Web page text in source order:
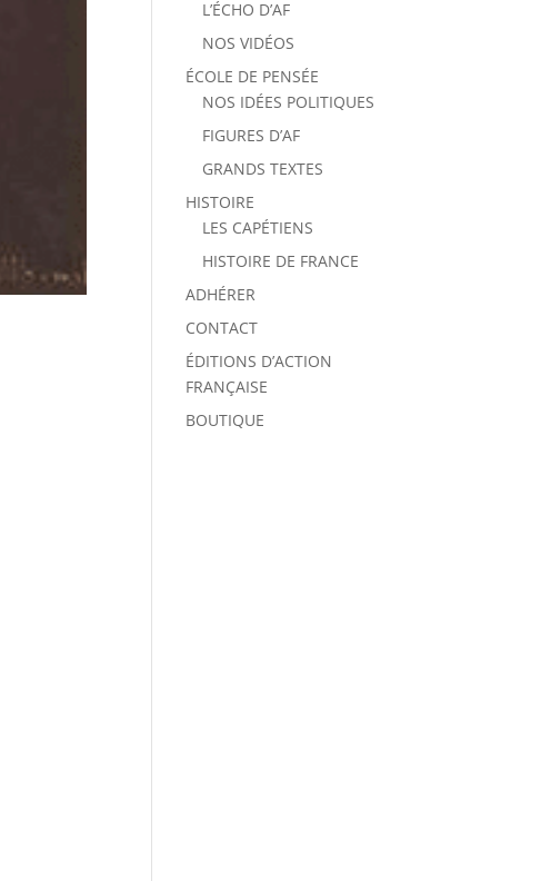
L’ÉCHO D’AF
NOS VIDÉOS
ÉCOLE DE PENSÉE
NOS IDÉES POLITIQUES
FIGURES D’AF
GRANDS TEXTES
HISTOIRE
LES CAPÉTIENS
HISTOIRE DE FRANCE
ADHÉRER
CONTACT
ÉDITIONS D’ACTION
FRANÇAISE
BOUTIQUE